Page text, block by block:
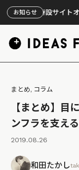
お知らせ
設サイトオープン】映
まとめ, コラム
【まとめ】目
ンフラを支え
2019.08.26
和田たかし